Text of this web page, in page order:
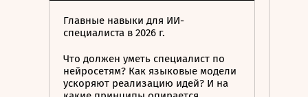
Главные навыки для ИИ-
специалиста в 2026 г.
Что должен уметь специалист по
нейросетям? Как языковые модели
ускоряют реализацию идей? И на